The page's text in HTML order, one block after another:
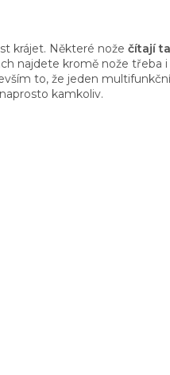
krájet. Některé nože čítají
najdete kromě nože třeba i
to, že jeden
kamkoliv.